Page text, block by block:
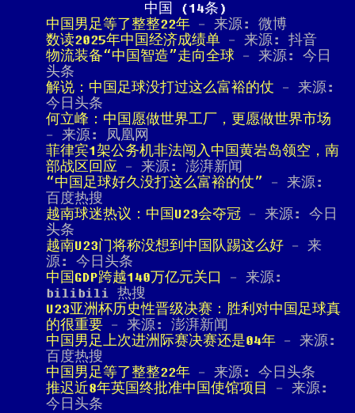
中国 (14条)
中国男足等了整整22年 - 来源: 微博
数读2025年中国经济成绩单 - 来源: 抖音
物流装备“中国智造”走向全球 - 来源: 今日
头条
解说：中国足球没打过这么富裕的仗 - 来源:
今日头条
何立峰：中国愿做世界工厂，更愿做世界市场
- 来源: 凤凰网
菲律宾1架公务机非法闯入中国黄岩岛领空，南
部战区回应 - 来源: 澎湃新闻
“中国足球好久没打这么富裕的仗” - 来源:
百度热搜
越南球迷热议：中国U23会夺冠 - 来源: 今日
头条
越南U23门将称没想到中国队踢这么好 - 来
源: 今日头条
中国GDP跨越140万亿元关口
- 来源:
bilibili 热搜
U23亚洲杯历史性晋级决赛：胜利对中国足球真
的很重要 - 来源: 澎湃新闻
中国男足上次进洲际赛决赛还是04年 - 来源:
百度热搜
中国男足等了整整22年 - 来源: 今日头条
推迟近8年英国终批准中国使馆项目
- 来源:
今日头条